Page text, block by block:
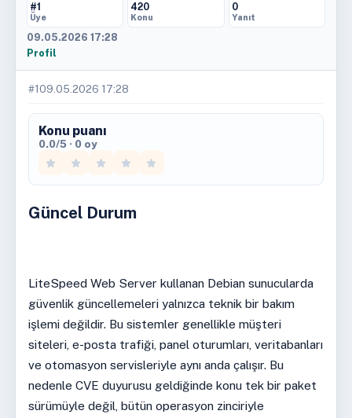
#1
Üye
420
Konu
0
Yanıt
09.05.2026 17:28
Profil
#1 09.05.2026 17:28
Konu puanı
0.0/5 · 0 oy
Güncel Durum
LiteSpeed Web Server kullanan Debian sunucularda
güvenlik güncellemeleri yalnızca teknik bir bakım
işlemi değildir. Bu sistemler genellikle müşteri
siteleri, e-posta trafiği, panel oturumları, veritabanları
ve otomasyon servisleriyle aynı anda çalışır. Bu
nedenle CVE duyurusu geldiğinde konu tek bir paket
sürümüyle değil, bütün operasyon zinciriyle